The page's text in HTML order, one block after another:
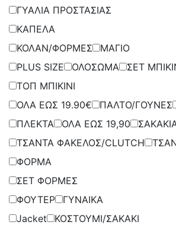
ΓΥΑΛΙΑ ΠΡΟΣΤΑΣΙΑΣ
ΚΑΠΕΛΑ
ΚΟΛΑΝ/ΦΟΡΜΕΣ
ΜΑΓΙΟ
PLUS SIZE
ΟΛΟΣΩΜΑ ΣΕΤ
ΤΟΠ ΜΠΙΚΙΝΙ
ΟΛΑ ΕΩΣ 19.90€
ΠΑΛΤΟ/ΓΟΥΝΕΣ
ΠΛΕΚΤΑ
ΟΛΑ ΕΩΣ 19,90
ΤΣΑΝΤΑ ΦΑΚΕΛΟΣ/CLUTCH
ΦΟΡΜΑ
ΣΕΤ ΦΟΡΜΕΣ
ΦΟΥΤΕΡ
ΓΥΝΑΙΚΑ
Jacket
ΚΟΣΤΟΥΜΙ/ΣΑΚΑΚΙ